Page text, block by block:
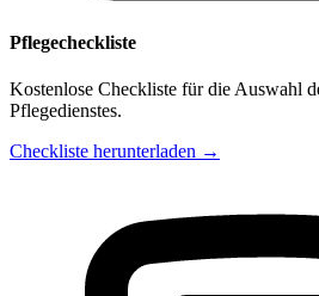
Pflegecheckliste
Kostenlose Checkliste für die Auswahl
Pflegedienstes.
Checkliste herunterladen →